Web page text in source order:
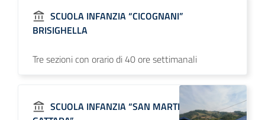
SCUOLA INFANZIA “CICOGNANI”
BRISIGHELLA
Tre sezioni con orario di 40 ore settimanali
SCUOLA INFANZIA “SAN MARTINO IN